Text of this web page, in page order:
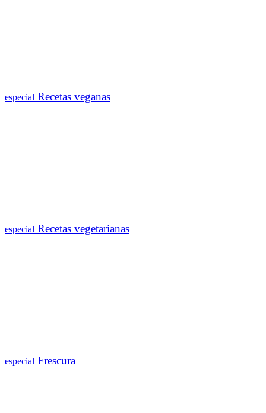
especial Recetas veganas
especial Recetas vegetarianas
especial Frescura